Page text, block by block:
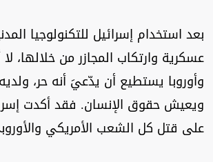
بعد استخدام إسرائيل للتكنولوجيا
عسكرية وارتكاب المجازر من خلالها،
وأوروبا يستطيع أن يدّعيَ أنه حر،
ويعيش حقوق الإنسان. فقد أكدت
على قتل كل الشعب الأمريكي